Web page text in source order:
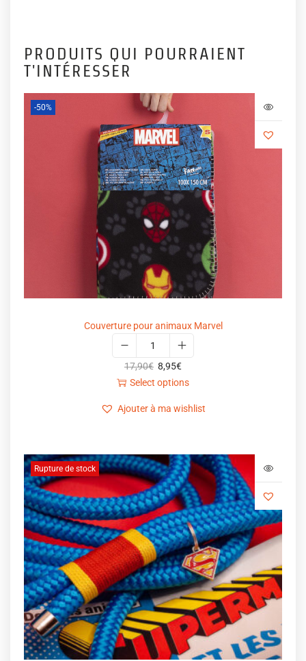
PRODUITS QUI POURRAIENT
T'INTÉRESSER
-50%
Couverture pour animaux Marvel
17,90€ 8,95€
Select options
Ajouter à ma wishlist
Rupture de stock